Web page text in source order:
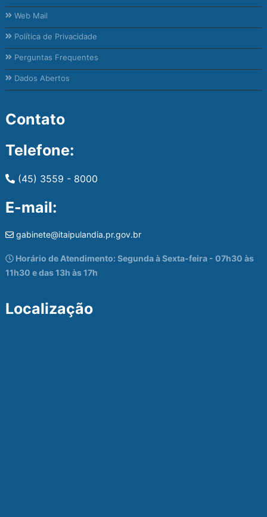
Web Mail
Política de Privacidade
Perguntas Frequentes
Dados Abertos
Contato
Telefone:
(45) 3559 - 8000
E-mail:
gabinete@itaipulandia.pr.gov.br
Horário de Atendimento: Segunda à Sexta-feira - 07h30 às
11h30 e das 13h às 17h
Localização